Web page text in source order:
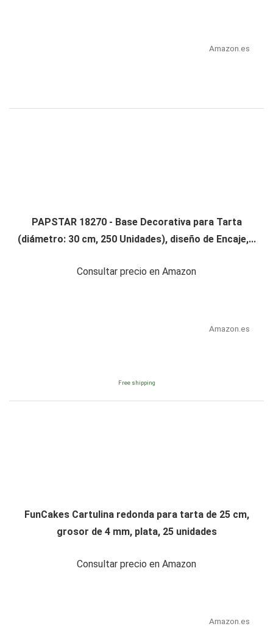
Amazon.es
PAPSTAR 18270 - Base Decorativa para Tarta
(diámetro: 30 cm, 250 Unidades), diseño de Encaje,...
Consultar precio en Amazon
Amazon.es
Free shipping
FunCakes Cartulina redonda para tarta de 25 cm,
grosor de 4 mm, plata, 25 unidades
Consultar precio en Amazon
Amazon.es